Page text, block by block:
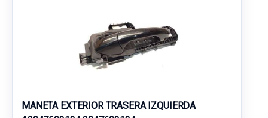
MANETA EXTERIOR TRASERA IZQUIERDA